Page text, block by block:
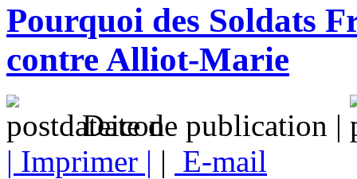
Pourquoi des Soldats
contre Alliot-Marie
Date de publication |
| Imprimer | | E-mail